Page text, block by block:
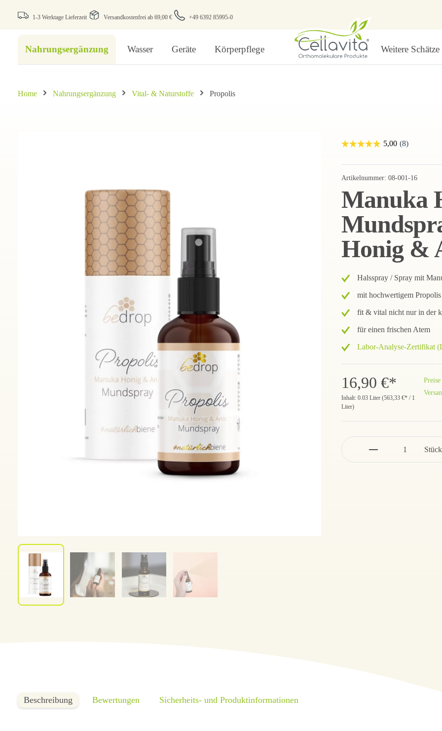
1-3 Werktage Lieferzeit Versandkostenfrei ab 69,00 € +49 6392 85995-0
Nahrungsergänzung Wasser Geräte Körperpflege Weitere Schätze
Home Nahrungsergänzung Vital- & Naturstoffe Propolis
Artikelnummer: 08-001-16
Manuka
Honig &
Halsspray / Spray mit
mit hochwertigem
fit & vital nicht nur in der
für einen frischen Atem
Labor-Analyse-Zertifikat
16,90 €*
Inhalt: 0.03 Liter (563,33 €* / 1
Liter)
Stück
Beschreibung Bewertungen Sicherheits- und Produktinformationen